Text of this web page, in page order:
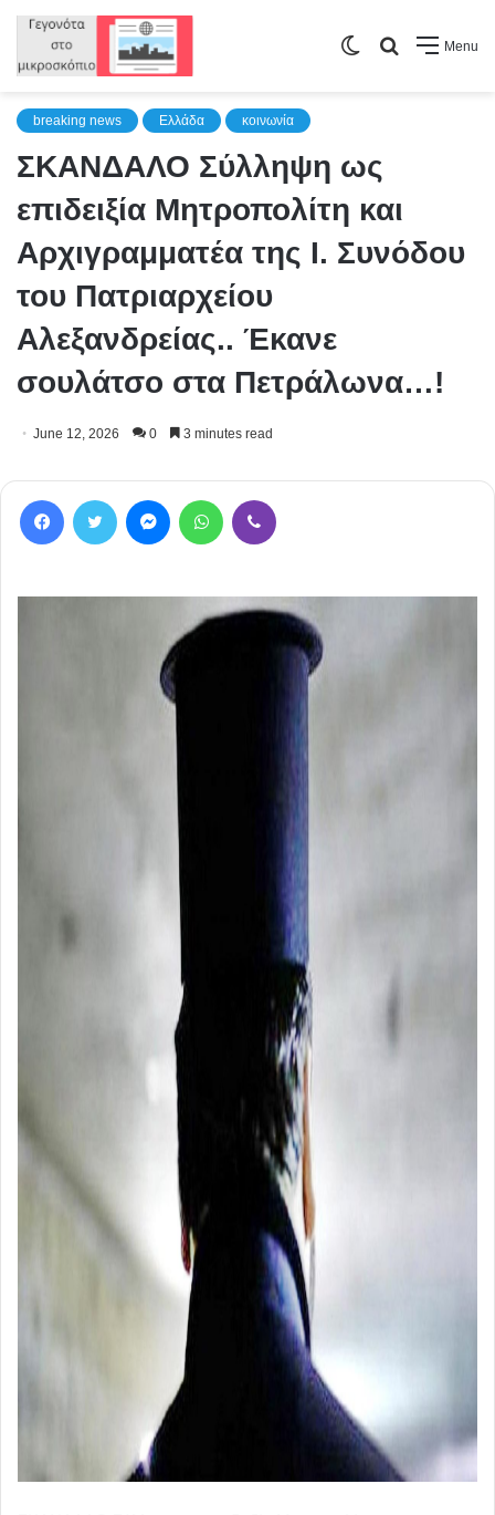
Menu
Search
Switch
breaking news Ελλάδα κοινωνία
ΣΚΑΝΔΑΛΟ Σύλληψη ως
επιδειξία Μητροπολίτη και
Αρχιγραμματέα της Ι. Συνόδου
του Πατριαρχείου
Αλεξανδρείας.. Έκανε
σουλάτσο στα Πετράλωνα…!
June 12, 2026 0 3 minutes read